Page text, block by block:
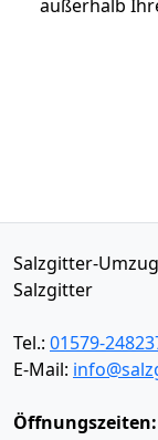
außerhalb
Salzgitter-
Salzgitter
Tel.: 01579-
E-Mail:
Öffnungszeiten: